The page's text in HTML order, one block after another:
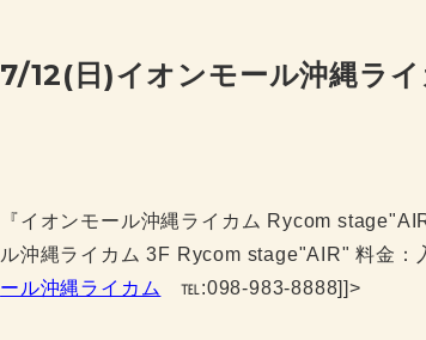
7/12(日)イオンモール沖縄ライ
『イオンモール沖縄ライカム Rycom
ル沖縄ライカム 3F Rycom stage"AIR" 料金：
ール沖縄ライカム
℡:098-983-8888]]>